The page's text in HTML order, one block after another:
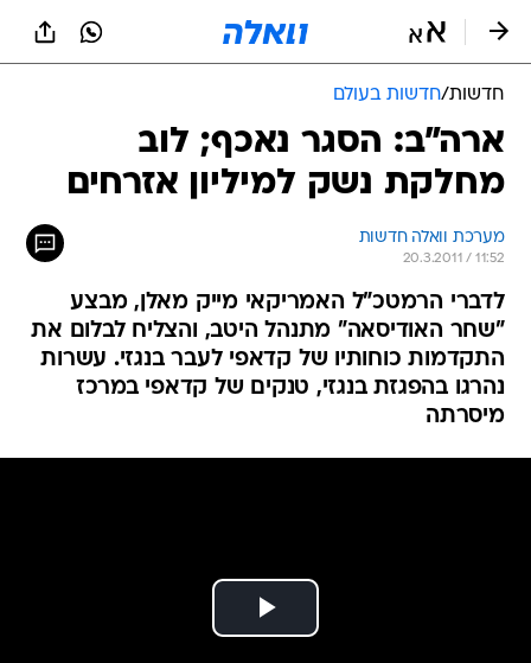
חדשות/חדשות בעולם
ארה"ב: הסגר נאכף; לוב
מחלקת נשק למיליון אזרחים
מערכת וואלה חדשות
20.3.2011 / 11:52
לדברי הרמטכ"ל האמריקאי מייק מאלן, מבצע
"שחר האודיסאה" מתנהל היטב, והצליח לבלום את
התקדמות כוחותיו של קדאפי לעבר בנגזי. עשרות
נהרגו בהפגזת בנגזי, טנקים של קדאפי במרכז
מיסרתה